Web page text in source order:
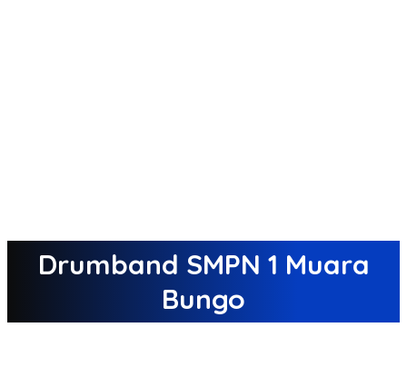
Drumband SMPN 1 Muara
Bungo